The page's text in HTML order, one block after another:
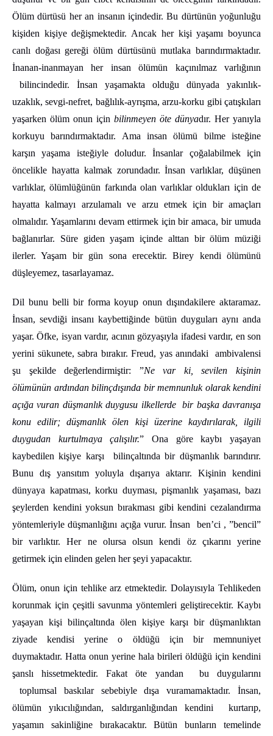
Ölüm dürtüsü her an insanın içindedir. Bu dürtünün yoğunluğu
kişiden kişiye değişmektedir. Ancak her kişi yaşamı boyunca
canlı doğası gereği ölüm dürtüsünü mutlaka barındırmaktadır.
İnanan-inanmayan her insan ölümün kaçınılmaz varlığının
bilincindedir. İnsan yaşamakta olduğu dünyada yakınlık-
uzaklık, sevgi-nefret, bağlılık-ayrışma, arzu-korku gibi çatışkıları
yaşarken ölüm onun için bilinmeyen öte dünyadır. Her yanıyla
korkuyu barındırmaktadır. Ama insan ölümü bilme isteğine
karşın yaşama isteğiyle doludur. İnsanlar çoğalabilmek için
öncelikle hayatta kalmak zorundadır. İnsan varlıklar, düşünen
varlıklar, ölümlüğünün farkında olan varlıklar oldukları için de
hayatta kalmayı arzulamalı ve arzu etmek için bir amaçları
olmalıdır. Yaşamlarını devam ettirmek için bir amaca, bir umuda
bağlanırlar. Süre giden yaşam içinde alttan bir ölüm müziği
ilerler. Yaşam bir gün sona erecektir. Birey kendi ölümünü
düşleyemez, tasarlayamaz.
Dil bunu belli bir forma koyup onun dışındakilere aktaramaz.
İnsan, sevdiği insanı kaybettiğinde bütün duyguları aynı anda
yaşar. Öfke, isyan vardır, acının gözyaşıyla ifadesi vardır, en son
yerini sükunete, sabra bırakır. Freud, yas anındaki ambivalensi
şu şekilde değerlendirmiştir: ”Ne var ki, sevilen kişinin
ölümünün ardından bilinçdışında bir memnunluk olarak kendini
açığa vuran düşmanlık duygusu ilkellerde bir başka davranışa
konu edilir; düşmanlık ölen kişi üzerine kaydırılarak, ilgili
duygudan kurtulmaya çalışılır.” Ona göre kaybı yaşayan
kaybedilen kişiye karşı bilinçaltında bir düşmanlık barındırır.
Bunu dış yansıtım yoluyla dışarıya aktarır. Kişinin kendini
dünyaya kapatması, korku duyması, pişmanlık yaşaması, bazı
şeylerden kendini yoksun bırakması gibi kendini cezalandırma
yöntemleriyle düşmanlığını açığa vurur. İnsan ben’ci , ”bencil”
bir varlıktır. Her ne olursa olsun kendi öz çıkarını yerine
getirmek için elinden gelen her şeyi yapacaktır.
Ölüm, onun için tehlike arz etmektedir. Dolayısıyla Tehlikeden
korunmak için çeşitli savunma yöntemleri geliştirecektir. Kaybı
yaşayan kişi bilinçaltında ölen kişiye karşı bir düşmanlıktan
ziyade kendisi yerine o öldüğü için bir memnuniyet
duymaktadır. Hatta onun yerine hala birileri öldüğü için kendini
şanslı hissetmektedir. Fakat öte yandan bu duygularını
toplumsal baskılar sebebiyle dışa vuramamaktadır. İnsan,
ölümün yıkıcılığından, saldırganlığından kendini kurtarıp,
yaşamın sakinliğine bırakacaktır. Bütün bunların temelinde